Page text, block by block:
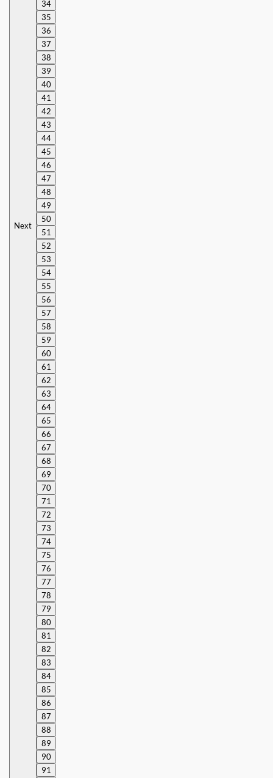
Next
34
35
36
37
38
39
40
41
42
43
44
45
46
47
48
49
50
51
52
53
54
55
56
57
58
59
60
61
62
63
64
65
66
67
68
69
70
71
72
73
74
75
76
77
78
79
80
81
82
83
84
85
86
87
88
89
90
91